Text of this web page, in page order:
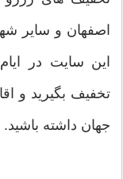
اصفهان و سایر
تخفیف بگیرید و
جهان داشته باشید.